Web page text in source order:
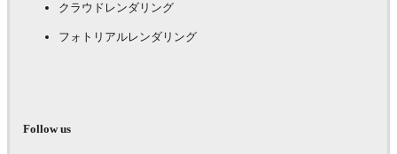
クラウドレンダリング
フォトリアルレンダリング
Follow us